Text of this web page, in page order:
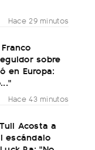
Hace 29 minutos
sobre
en Europa:
Hace 43 minutos
Acosta a
escándalo